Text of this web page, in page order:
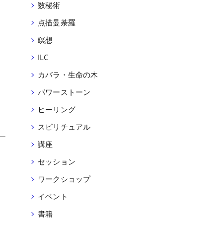
数秘術
点描曼荼羅
瞑想
ILC
カバラ・生命の木
パワーストーン
ヒーリング
スピリチュアル
講座
セッション
ワークショップ
イベント
書籍